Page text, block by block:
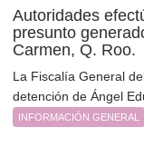
Autoridades
presunto
Carmen, Q. Roo.
La Fiscalía General
detención de Ángel
INFORMACIÓN GENERAL